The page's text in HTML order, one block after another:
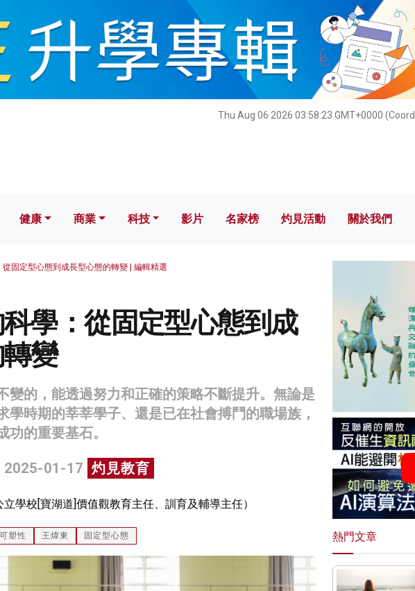
Thu Aug 06 2026 03:58:25 GMT+0000
健康 科技 影片 名家榜 灼見活動 關於我們
健康 商業 科技 影片 名家榜 灼見活動 關於我們
固定型心態到成長型心態的轉變 | 編輯精選
學：從固定型心態到成
變
變的，能透過努力和正確的策略不斷提升。無論是
學時期的莘莘學子、還是已在社會搏鬥的職場族，
功的重要基石。
2025-01-17 灼見教育
學校[寶湖道]價值觀教育主任、訓育及輔導主任）
塑性 王煒東 固定型心態 熱門文章